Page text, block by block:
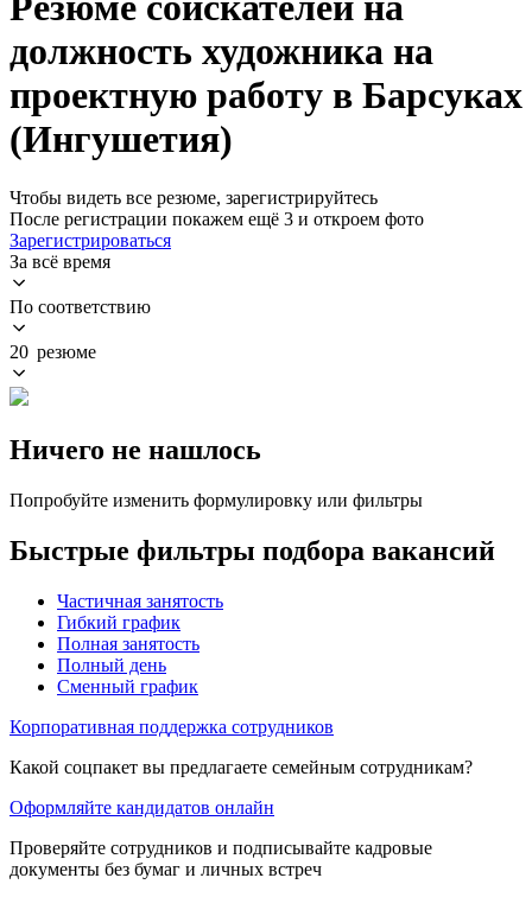
должность художника на
проектную работу в Барсуках
(Ингушетия)
Чтобы видеть все резюме, зарегистрируйтесь
После регистрации покажем ещё 3 и откроем фото
Зарегистрироваться
За всё время
По соответствию
20 резюме
Ничего не нашлось
Попробуйте изменить формулировку или фильтры
Быстрые фильтры подбора вакансий
Частичная занятость
Гибкий график
Полная занятость
Полный день
Сменный график
Корпоративная поддержка сотрудников
Какой соцпакет вы предлагаете семейным сотрудникам?
Оформляйте кандидатов онлайн
Проверяйте сотрудников и подписывайте кадровые
документы без бумаг и личных встреч